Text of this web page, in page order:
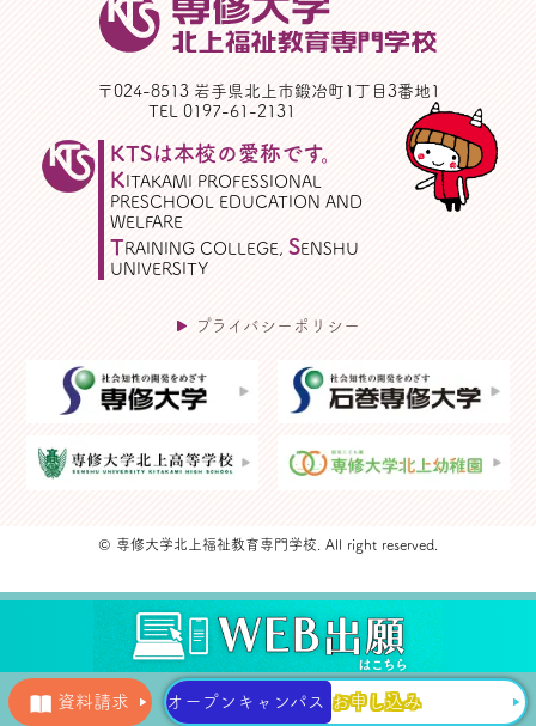
〒024-8513 岩手県北上市鍛冶町1丁目3番地1
TEL 0197-61-2131
KTSは本校の愛称です。
KITAKAMI PROFESSIONAL
PRESCHOOL EDUCATION AND
WELFARE
TRAINING COLLEGE,SENSHU
UNIVERSITY
プライバシーポリシー
© 専修大学北上福祉教育専門学校. All right reserved.
資料請求 オープンキャンパス お申し込み